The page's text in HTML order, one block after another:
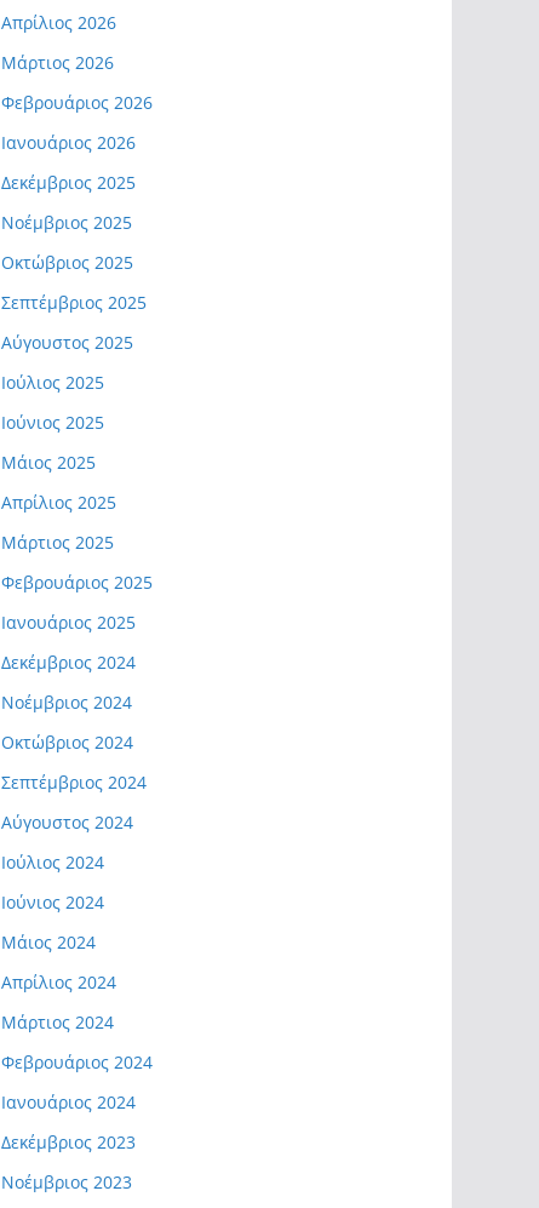
Απρίλιος 2026
Μάρτιος 2026
Φεβρουάριος 2026
Ιανουάριος 2026
Δεκέμβριος 2025
Νοέμβριος 2025
Οκτώβριος 2025
Σεπτέμβριος 2025
Αύγουστος 2025
Ιούλιος 2025
Ιούνιος 2025
Μάιος 2025
Απρίλιος 2025
Μάρτιος 2025
Φεβρουάριος 2025
Ιανουάριος 2025
Δεκέμβριος 2024
Νοέμβριος 2024
Οκτώβριος 2024
Σεπτέμβριος 2024
Αύγουστος 2024
Ιούλιος 2024
Ιούνιος 2024
Μάιος 2024
Απρίλιος 2024
Μάρτιος 2024
Φεβρουάριος 2024
Ιανουάριος 2024
Δεκέμβριος 2023
Νοέμβριος 2023